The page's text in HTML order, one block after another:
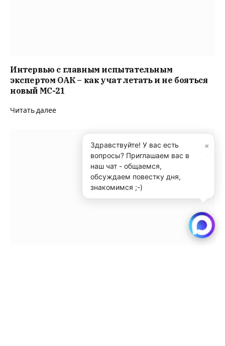
Интервью с главным испытательным
экспертом ОАК – как учат летать и не бояться
новый MC-21
Читать далее
×
Здравствуйте! У вас есть
вопросы? Приглашаем вас в
наш чат - общаемся,
обсуждаем повестку дня,
знакомимся ;-)